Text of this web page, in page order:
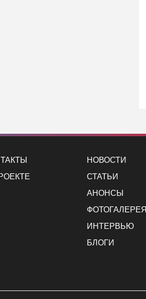
НОВОСТИ
СТАТЬИ
АНОНСЫ
ФОТОГАЛЕРЕЯ
ИНТЕРВЬЮ
БЛОГИ